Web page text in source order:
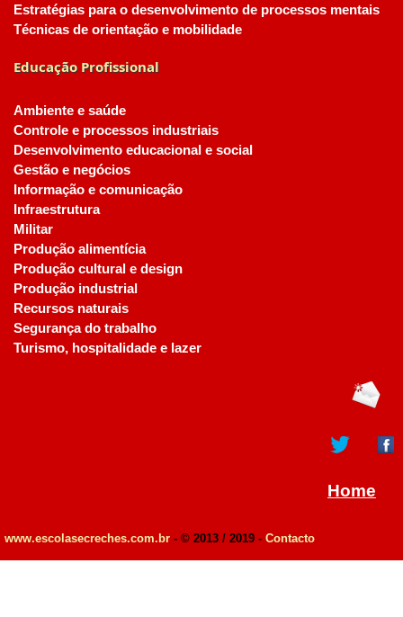
Estratégias para o desenvolvimento de processos mentais
Técnicas de orientação e mobilidade
Educação Profissional
Ambiente e saúde
Controle e processos industriais
Desenvolvimento educacional e social
Gestão e negócios
Informação e comunicação
Infraestrutura
Militar
Produção alimentícia
Produção cultural e design
Produção industrial
Recursos naturais
Segurança do trabalho
Turismo, hospitalidade e lazer
Home
www.escolasecreches.com.br - © 2013 / 2019 - Contacto